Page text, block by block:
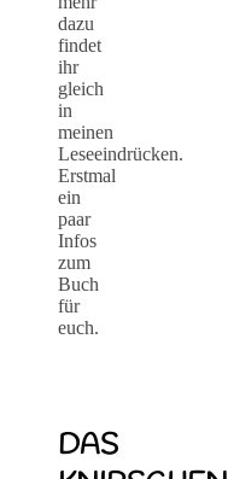
dazu
findet
ihr
gleich
in
meinen
Leseeindrücken.
Erstmal
ein
paar
Infos
zum
Buch
für
euch.
DAS